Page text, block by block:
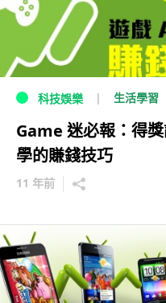
科技娛樂 生活學習
Game 迷必報：得
學的賺錢技巧
11 年前